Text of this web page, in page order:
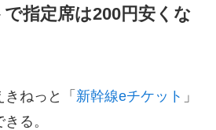
指定席は200円安くな
ねっと「 新幹線eチケット 」
る。